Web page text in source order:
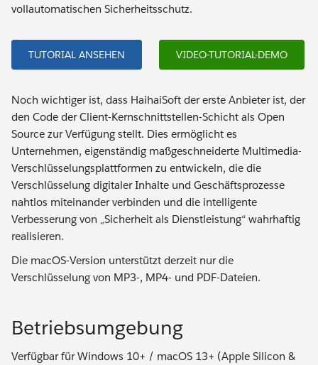
vollautomatischen Sicherheitsschutz.
TUTORIAL ANSEHEN VIDEO-TUTORIAL-DEMO
Noch wichtiger ist, dass HaihaiSoft der erste Anbieter ist, der
den Code der Client-Kernschnittstellen-Schicht als Open
Source zur Verfügung stellt. Dies ermöglicht es
Unternehmen, eigenständig maßgeschneiderte Multimedia-
Verschlüsselungsplattformen zu entwickeln, die die
Verschlüsselung digitaler Inhalte und Geschäftsprozesse
nahtlos miteinander verbinden und die intelligente
Verbesserung von „Sicherheit als Dienstleistung“ wahrhaftig
realisieren.
Die macOS-Version unterstützt derzeit nur die
Verschlüsselung von MP3-, MP4- und PDF-Dateien.
Betriebsumgebung
Verfügbar für Windows 10+ / macOS 13+ (Apple Silicon &